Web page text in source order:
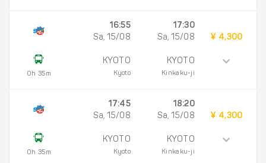
0h 35m
16:55
Sa, 15/08
KYOTO
Kyoto
17:30
Sa, 15/08
KYOTO
Kinkaku-ji
¥ 4,300
0h 35m
17:45
Sa, 15/08
KYOTO
Kyoto
18:20
Sa, 15/08
KYOTO
Kinkaku-ji
¥ 4,300